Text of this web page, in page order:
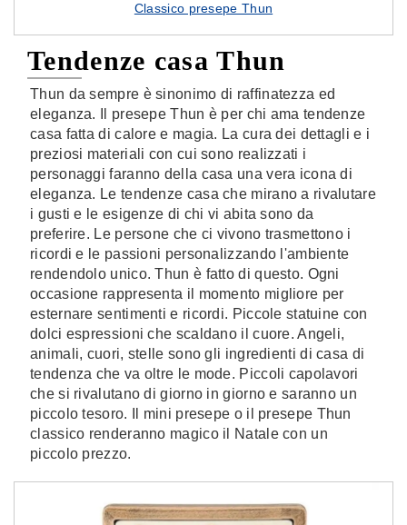
Classico presepe Thun
Tendenze casa Thun
Thun da sempre è sinonimo di raffinatezza ed
eleganza. Il presepe Thun è per chi ama tendenze
casa fatta di calore e magia. La cura dei dettagli e i
preziosi materiali con cui sono realizzati i
personaggi faranno della casa una vera icona di
eleganza. Le tendenze casa che mirano a rivalutare
i gusti e le esigenze di chi vi abita sono da
preferire. Le persone che ci vivono trasmettono i
ricordi e le passioni personalizzando l'ambiente
rendendolo unico. Thun è fatto di questo. Ogni
occasione rappresenta il momento migliore per
esternare sentimenti e ricordi. Piccole statuine con
dolci espressioni che scaldano il cuore. Angeli,
animali, cuori, stelle sono gli ingredienti di casa di
tendenza che va oltre le mode. Piccoli capolavori
che si rivalutano di giorno in giorno e saranno un
piccolo tesoro. Il mini presepe o il presepe Thun
classico renderanno magico il Natale con un
piccolo prezzo.